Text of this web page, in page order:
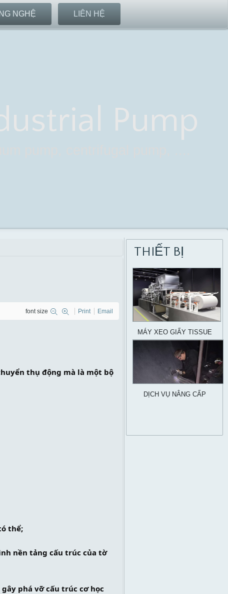
NGHỆ LIÊN HỆ
Pump
font size Print Email
thụ động mà là một bộ
thể;
nền tảng cấu trúc của tờ
phá vỡ cấu trúc cơ học
THIẾT BỊ
MÁY XEO GIẤY TISSUE
DỊCH VỤ NÂNG CẤP